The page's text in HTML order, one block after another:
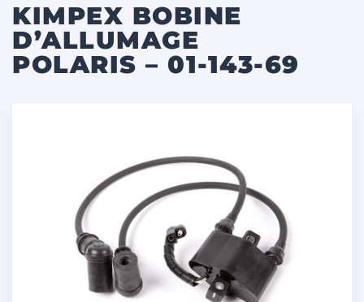
KIMPEX BOBINE
D’ALLUMAGE
POLARIS – 01-143-69